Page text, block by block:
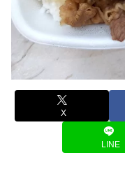
X
LINE